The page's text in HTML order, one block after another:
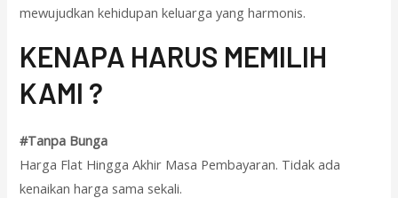
mewujudkan kehidupan keluarga yang harmonis.
KENAPA HARUS MEMILIH
KAMI ?
#Tanpa Bunga
Harga Flat Hingga Akhir Masa Pembayaran. Tidak ada
kenaikan harga sama sekali.